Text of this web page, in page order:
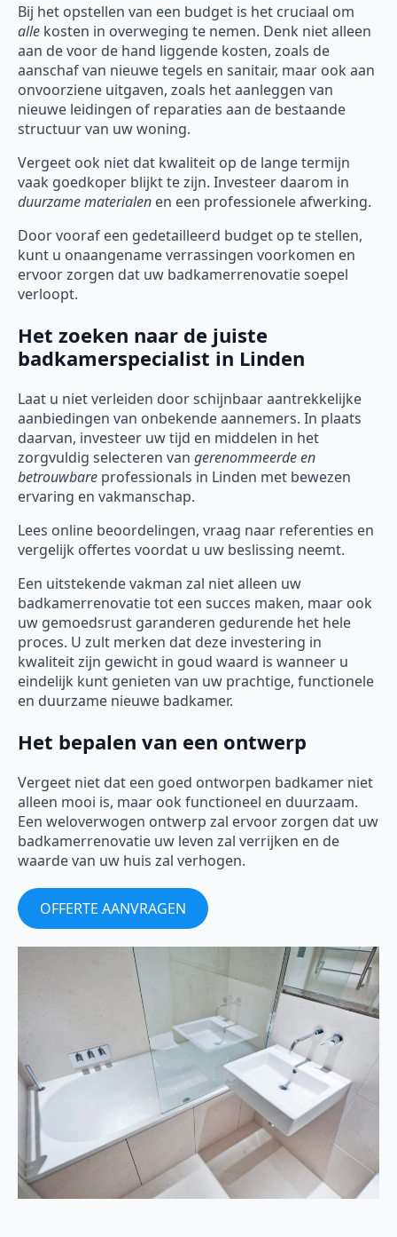
Bij het opstellen van een budget is het cruciaal om
alle kosten in overweging te nemen. Denk niet alleen
aan de voor de hand liggende kosten, zoals de
aanschaf van nieuwe tegels en sanitair, maar ook aan
onvoorziene uitgaven, zoals het aanleggen van
nieuwe leidingen of reparaties aan de bestaande
structuur van uw woning.
Vergeet ook niet dat kwaliteit op de lange termijn
vaak goedkoper blijkt te zijn. Investeer daarom in
duurzame materialen en een professionele afwerking.
Door vooraf een gedetailleerd budget op te stellen,
kunt u onaangename verrassingen voorkomen en
ervoor zorgen dat uw badkamerrenovatie soepel
verloopt.
Het zoeken naar de juiste
badkamerspecialist in Linden
Laat u niet verleiden door schijnbaar aantrekkelijke
aanbiedingen van onbekende aannemers. In plaats
daarvan, investeer uw tijd en middelen in het
zorgvuldig selecteren van gerenommeerde en
betrouwbare professionals in Linden met bewezen
ervaring en vakmanschap.
Lees online beoordelingen, vraag naar referenties en
vergelijk offertes voordat u uw beslissing neemt.
Een uitstekende vakman zal niet alleen uw
badkamerrenovatie tot een succes maken, maar ook
uw gemoedsrust garanderen gedurende het hele
proces. U zult merken dat deze investering in
kwaliteit zijn gewicht in goud waard is wanneer u
eindelijk kunt genieten van uw prachtige, functionele
en duurzame nieuwe badkamer.
Het bepalen van een ontwerp
Vergeet niet dat een goed ontworpen badkamer niet
alleen mooi is, maar ook functioneel en duurzaam.
Een weloverwogen ontwerp zal ervoor zorgen dat uw
badkamerrenovatie uw leven zal verrijken en de
waarde van uw huis zal verhogen.
OFFERTE AANVRAGEN